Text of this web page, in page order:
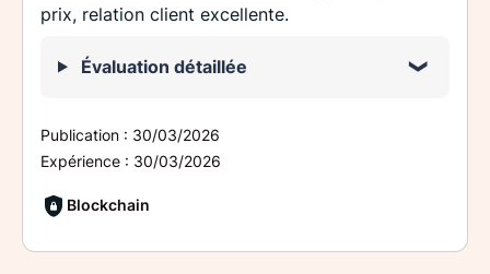
prix, relation client excellente.
Évaluation détaillée
Publication : 30/03/2026
Expérience : 30/03/2026
Blockchain